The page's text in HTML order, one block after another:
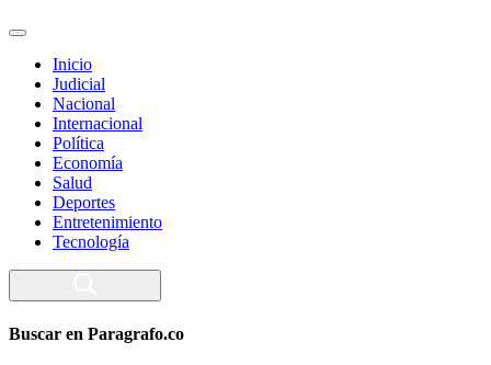
Inicio
Judicial
Nacional
Internacional
Política
Economía
Salud
Deportes
Entretenimiento
Tecnología
Buscar en Paragrafo.co